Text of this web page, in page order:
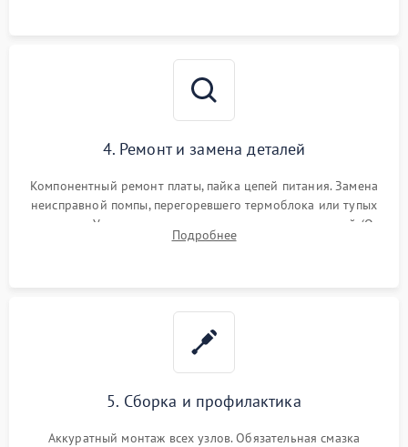
4. Ремонт и замена деталей
Компонентный ремонт платы, пайка цепей питания. Замена
неисправной помпы, перегоревшего термоблока или тупых
жерновов. Установка новых силиконовых уплотнителей (O-
ring) и тефлоновых трубок для надежного устранения
Подробнее
5. Сборка и профилактика
Аккуратный монтаж всех узлов. Обязательная смазка